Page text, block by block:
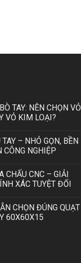
TAY: NÊN CHỌN VỎ
VỎ KIM LOẠI?
– NHỎ GỌN, BỀN
CÔNG NGHIỆP
CHẤU CNC – GIẢI
XÁC TUYỆT ĐỐI
CHỌN ĐÚNG QUẠT
60X60X15